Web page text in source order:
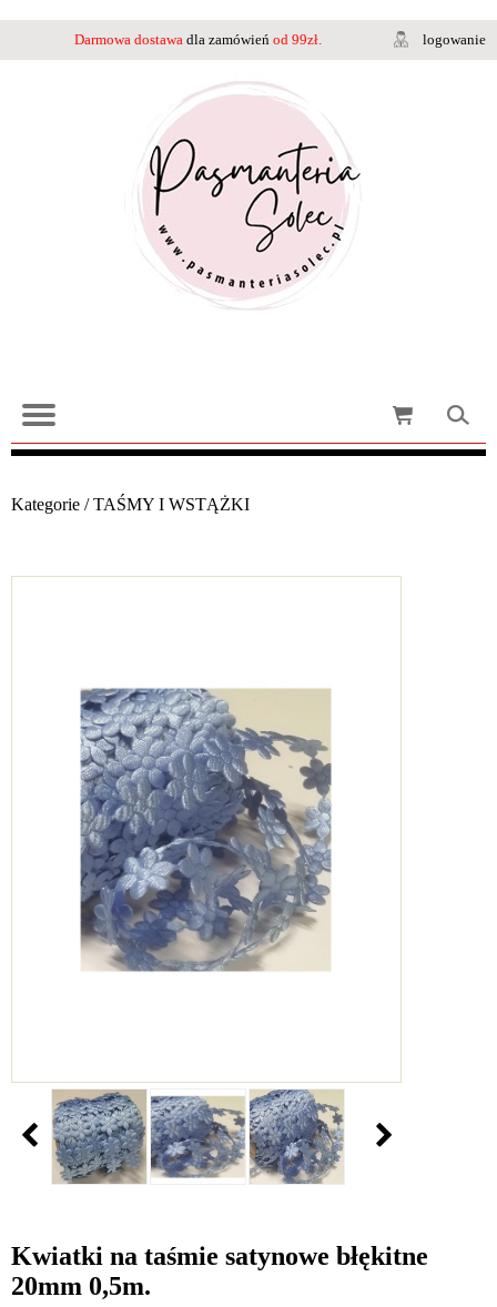
Darmowa dostawa dla zamówień od 99zł. logowanie
Kategorie /TAŚMY I WSTĄŻKI
Kwiatki na taśmie satynowe błękitne
20mm 0,5m.